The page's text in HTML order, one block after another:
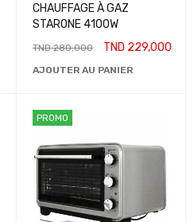
CHAUFFAGE À GAZ
STARONE 4100W
TND280,000 TND 229,000
AJOUTER AU PANIER
PROMO